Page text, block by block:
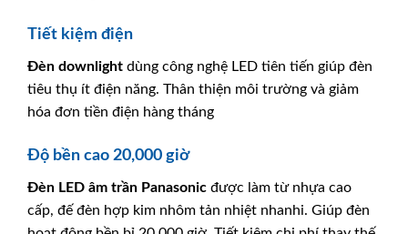
Tiết kiệm điện
Đèn downlight dùng công nghệ LED tiên tiến giúp đèn
tiêu thụ ít điện năng. Thân thiện môi trường và giảm
hóa đơn tiền điện hàng tháng
Độ bền cao 20,000 giờ
Đèn LED âm trần Panasonic được làm từ nhựa cao
cấp, đế đèn hợp kim nhôm tản nhiệt nhanhi. Giúp đèn